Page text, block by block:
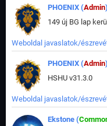
PHOENIX (Admin)
Weboldal javaslatok/
PHOENIX (Admin)
HSHU v31.3.0
Weboldal javaslatok/
Ekstone (